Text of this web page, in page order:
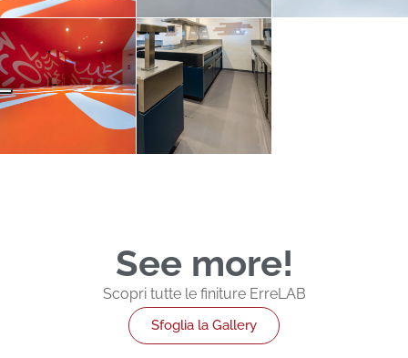
See more!
Scopri tutte le finiture ErreLAB
Sfoglia la Gallery